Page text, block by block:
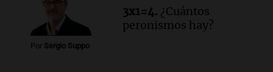
Por Sergio Suppo
3x1=4. ¿Cuántos
peronismos hay?